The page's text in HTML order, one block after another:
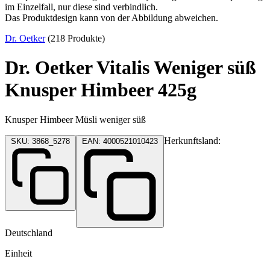
im Einzelfall, nur diese sind verbindlich.
Das Produktdesign kann von der Abbildung abweichen.
Dr. Oetker(218 Produkte)
Dr. Oetker Vitalis Weniger süß
Knusper Himbeer 425g
Knusper Himbeer Müsli weniger süß
Herkunftsland:
Deutschland
Einheit